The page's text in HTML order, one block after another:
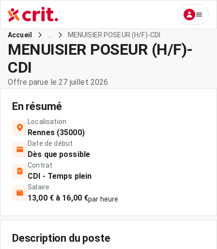
Accueil MENUISIER POSEUR (H/F)-CDI
MENUISIER POSEUR (H/F)-
CDI
Offre parue le 27 juillet 2026
En résumé
Localisation
Rennes (35000)
Date de début
Dès que possible
Contrat
CDI - Temps plein
Salaire
13,00 € à 16,00 €par heure
Description du poste